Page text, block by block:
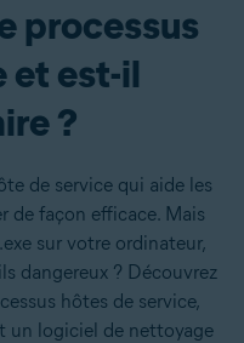
processus
et est-il
?
de service qui aide les
de façon efficace. Mais
sur votre ordinateur,
dangereux ? Découvrez
hôtes de service,
un logiciel de nettoyage